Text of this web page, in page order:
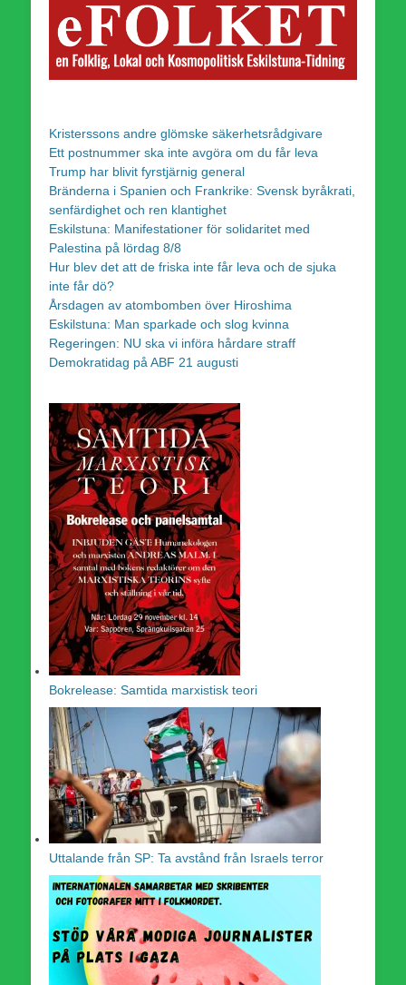
Kristerssons andre glömske säkerhetsrådgivare
Ett postnummer ska inte avgöra om du får leva
Trump har blivit fyrstjärnig general
Bränderna i Spanien och Frankrike: Svensk byråkrati,
senfärdighet och ren klantighet
Eskilstuna: Manifestationer för solidaritet med
Palestina på lördag 8/8
Hur blev det att de friska inte får leva och de sjuka
inte får dö?
Årsdagen av atombomben över Hiroshima
Eskilstuna: Man sparkade och slog kvinna
Regeringen: NU ska vi införa hårdare straff
Demokratidag på ABF 21 augusti
Bokrelease: Samtida marxistisk teori
Uttalande från SP: Ta avstånd från Israels terror